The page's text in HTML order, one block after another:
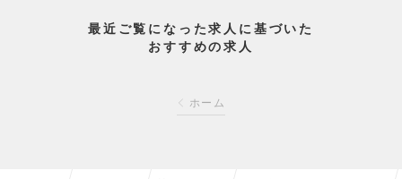
最近ご覧になった求人に基づいた
おすすめの求人
ホーム